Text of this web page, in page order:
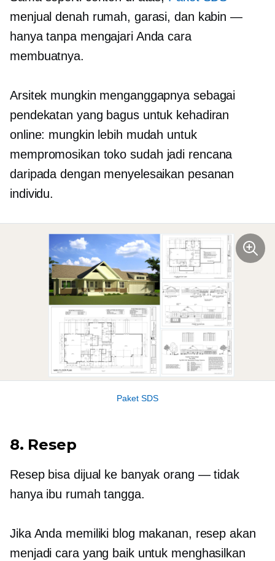
menjual denah rumah, garasi, dan kabin —
hanya tanpa mengajari Anda cara
membuatnya.
Arsitek mungkin menganggapnya sebagai
pendekatan yang bagus untuk kehadiran
online: mungkin lebih mudah untuk
mempromosikan tokosudah jadi rencana
daripada dengan menyelesaikan pesanan
individu.
Paket SDS
8. Resep
Resep bisa dijual ke banyak orang — tidak
hanya ibu rumah tangga.
Jika Anda memiliki blog makanan, resep akan
menjadi cara yang baik untuk menghasilkan